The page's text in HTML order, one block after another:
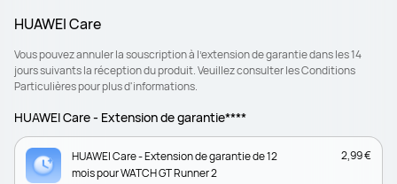
HUAWEI Care
Vous pouvez annuler la souscription à l’extension de garantie dans les 14
jours suivants la réception du produit. Veuillez consulter les Conditions
Particulières pour plus d'informations.
HUAWEI Care - Extension de garantie****
HUAWEI Care - Extension de garantie de 12
mois pour WATCH GT Runner 2
2,99 €